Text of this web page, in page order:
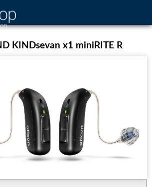
KINDsevan x1 miniRITE R